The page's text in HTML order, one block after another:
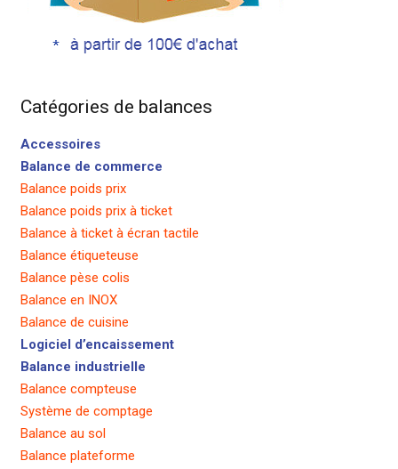
Catégories de balances
Accessoires
Balance de commerce
Balance poids prix
Balance poids prix à ticket
Balance à ticket à écran tactile
Balance étiqueteuse
Balance pèse colis
Balance en INOX
Balance de cuisine
Logiciel d’encaissement
Balance industrielle
Balance compteuse
Système de comptage
Balance au sol
Balance plateforme